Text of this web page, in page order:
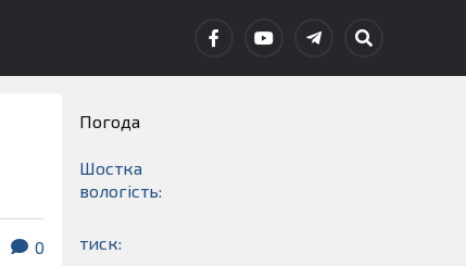
0
Погода
Шостка
вологість:
тиск: